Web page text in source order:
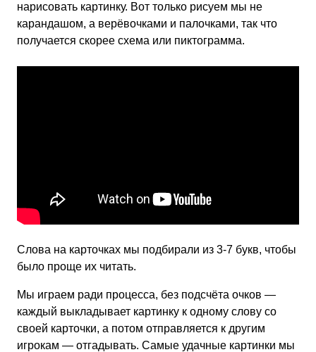
нарисовать картинку. Вот только рисуем мы не
карандашом, а верёвочками и палочками, так что
получается скорее схема или пиктограмма.
Слова на карточках мы подбирали из 3-7 букв, чтобы
было проще их читать.
Мы играем ради процесса, без подсчёта очков —
каждый выкладывает картинку к одному слову со
своей карточки, а потом отправляется к другим
игрокам — отгадывать. Самые удачные картинки мы